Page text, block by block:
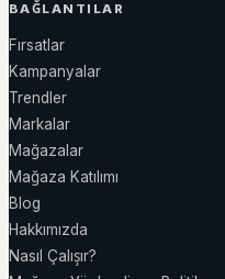
BAĞLANTILAR
Fırsatlar
Kampanyalar
Trendler
Markalar
Mağazalar
Mağaza Katılımı
Blog
Hakkımızda
Nasıl Çalışır?